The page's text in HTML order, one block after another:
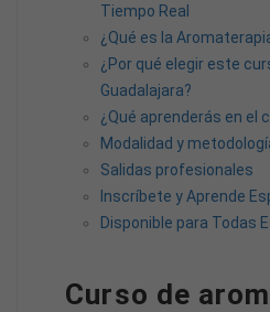
Tiempo Real
¿Qué es la
¿Por qué elegir este
Guadalajara?
¿Qué aprenderás en el
Modalidad y
Salidas profesionales
Inscríbete y Aprende
Disponible para Todas
Curso de